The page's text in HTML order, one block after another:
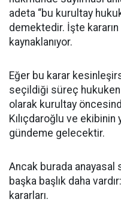
adeta “bu kurultay
demektedir. İşte kararın
kaynaklanıyor.
Eğer bu karar
seçildiği süreç
olarak kurultay
Kılıçdaroğlu ve
gündeme gelecektir.
Ancak burada anayasal
başka başlık daha
kararları.